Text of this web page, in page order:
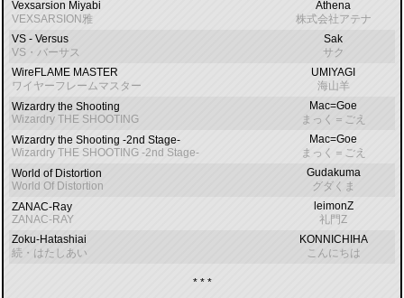
Vexsarsion Miyabi
VEXSARSION雅
Athena
株式会社アテナ
VS - Versus
VS・バーサス
Sak
サク
WireFLAME MASTER
ワイヤーフレームマスター
UMIYAGI
海山羊
Wizardry the Shooting
Wizardry THE SHOOTING
Mac=Goe
まっく＝ごえ
Wizardry the Shooting -2nd Stage-
Wizardry THE SHOOTING -2nd Stage-
Mac=Goe
まっく＝ごえ
World of Distortion
World Of Distortion
Gudakuma
グダくま
ZANAC-Ray
ZANAC-RAY
leimonZ
礼門Z
Zoku-Hatashiai
続・はたしあい
KONNICHIHA
こんにちは
* * *